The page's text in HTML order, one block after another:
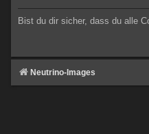
Bist du dir sicher, dass du alle
Neutrino-Images